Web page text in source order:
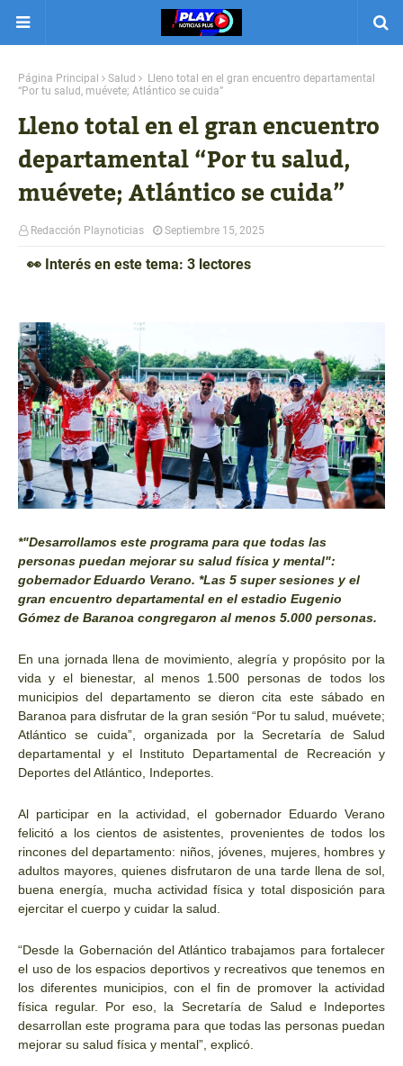
Página Principal Salud
Lleno total en el gran encuentro departamental
“Por tu salud, muévete; Atlántico se cuida”
Lleno total en el gran encuentro
departamental “Por tu salud,
muévete; Atlántico se cuida”
Redacción Playnoticias Septiembre 15, 2025
👀 Interés en este tema: 3 lectores
*"Desarrollamos este programa para que todas las
personas puedan mejorar su salud física y mental":
gobernador Eduardo Verano. *Las 5 super sesiones y el
gran encuentro departamental en el estadio Eugenio
Gómez de Baranoa congregaron al menos 5.000 personas.
En una jornada llena de movimiento, alegría y propósito por la
vida y el bienestar, al menos 1.500 personas de todos los
municipios del departamento se dieron cita este sábado en
Baranoa para disfrutar de la gran sesión “Por tu salud, muévete;
Atlántico se cuida”, organizada por la Secretaría de Salud
departamental y el Instituto Departamental de Recreación y
Deportes del Atlántico, Indeportes.
Al participar en la actividad, el gobernador Eduardo Verano
felicitó a los cientos de asistentes, provenientes de todos los
rincones del departamento: niños, jóvenes, mujeres, hombres y
adultos mayores, quienes disfrutaron de una tarde llena de sol,
buena energía, mucha actividad física y total disposición para
ejercitar el cuerpo y cuidar la salud.
“Desde la Gobernación del Atlántico trabajamos para fortalecer
el uso de los espacios deportivos y recreativos que tenemos en
los diferentes municipios, con el fin de promover la actividad
física regular. Por eso, la Secretaría de Salud e Indeportes
desarrollan este programa para que todas las personas puedan
mejorar su salud física y mental”, explicó.